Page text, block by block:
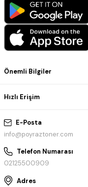
E-Posta
info@poyraztoner.com
Telefon Numarası
02125500909
Adres
Önemli Bilgiler
Hızlı Erişim